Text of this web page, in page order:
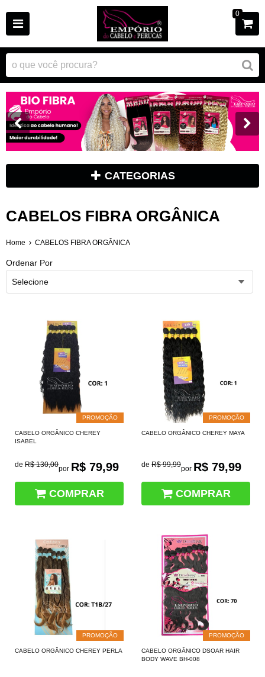
0
CATEGORIAS
CABELOS FIBRA ORGÂNICA
Home CABELOS FIBRA ORGÂNICA
Ordenar Por
Selecione
PROMOÇÃO
CABELO ORGÂNICO CHEREY
ISABEL
de R$ 130,00por R$ 79,99
COMPRAR
PROMOÇÃO
CABELO ORGÂNICO CHEREY MAYA
de R$ 99,99por R$ 79,99
COMPRAR
PROMOÇÃO
CABELO ORGÂNICO CHEREY PERLA
PROMOÇÃO
CABELO ORGÂNICO DSOAR HAIR
BODY WAVE BH-008